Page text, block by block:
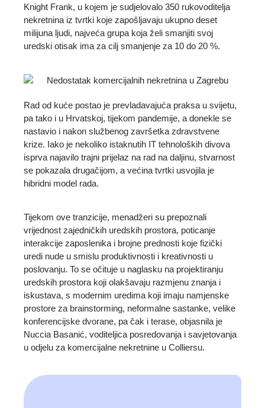
Knight Frank, u kojem je sudjelovalo 350 rukovoditelja
nekretnina iz tvrtki koje zapošljavaju ukupno deset
milijuna ljudi, najveća grupa koja želi smanjiti svoj
uredski otisak ima za cilj smanjenje za 10 do 20 %.
Rad od kuće postao je prevladavajuća praksa u svijetu,
pa tako i u Hrvatskoj, tijekom pandemije, a donekle se
nastavio i nakon službenog završetka zdravstvene
krize. Iako je nekoliko istaknutih IT tehnoloških divova
isprva najavilo trajni prijelaz na rad na daljinu, stvarnost
se pokazala drugačijom, a većina tvrtki usvojila je
hibridni model rada.
Tijekom ove tranzicije, menadžeri su prepoznali
vrijednost zajedničkih uredskih prostora, poticanje
interakcije zaposlenika i brojne prednosti koje fizički
uredi nude u smislu produktivnosti i kreativnosti u
poslovanju. To se očituje u naglasku na projektiranju
uredskih prostora koji olakšavaju razmjenu znanja i
iskustava, s modernim uredima koji imaju namjenske
prostore za brainstorming, neformalne sastanke, velike
konferencijske dvorane, pa čak i terase, objasnila je
Nuccia Basanić, voditeljica posredovanja i savjetovanja
u odjelu za komercijalne nekretnine u Colliersu.